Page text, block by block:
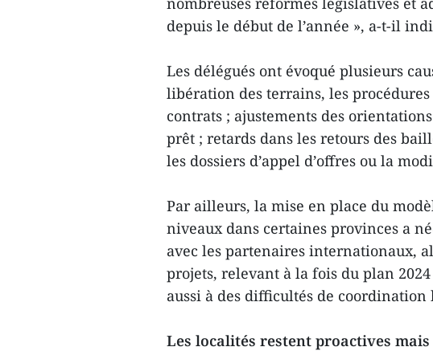
depuis le début de l’année », a-t-il
Les délégués ont évoqué plusieurs
libération des terrains, les procédures
contrats ; ajustements des
prêt ; retards dans les retours des
les dossiers d’appel d’offres ou la
Par ailleurs, la mise en place du
niveaux dans certaines provinces a
avec les partenaires internationaux,
projets, relevant à la fois du plan
aussi à des difficultés de coordination
Les localités restent proactives